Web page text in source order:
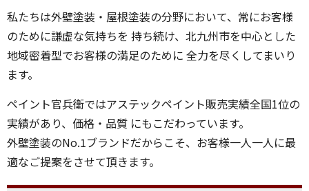
私たちは外壁塗装・屋根塗装の分野において、常にお客様
のために謙虚な気持ちを 持ち続け、北九州市を中心とした
地域密着型でお客様の満足のために 全力を尽くしてまいり
ます。
ペイント官兵衛ではアステックペイント販売実績全国1位の
実績があり、価格・品質 にもこだわっています。
外壁塗装のNo.1ブランドだからこそ、お客様一人一人に最
適なご提案をさせて頂きます。